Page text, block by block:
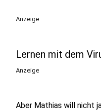
Anzeige
Lernen mit dem
Anzeige
Aber Mathias will nicht